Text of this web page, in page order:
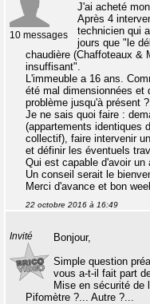
10 messages
J'ai acheté
Après 4
technicien qui
jours que "le
chaudière (Chaffoteaux &
insuffisant".
L'immeuble a 16 ans.
été mal dimensionnées et
problème jusqu'à présent ?
Je ne sais quoi faire :
(appartements identiques
collectif), faire intervenir
et définir les éventuels
Qui est capable d'avoir
Un conseil serait le
Merci d'avance et bon
22 octobre 2016 à 16:49
Invité
Bonjour,
Simple question
vous a-t-il fait part
Mise en sécurité de
Pifomètre ?... Autre ?...